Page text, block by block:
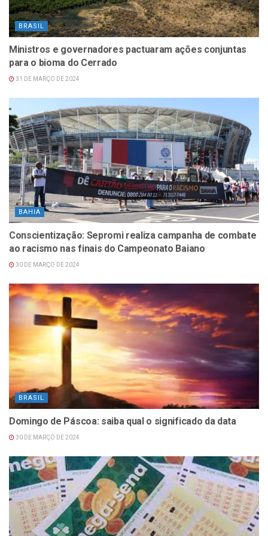
BRASIL
Ministros e governadores pactuaram ações conjuntas
para o bioma do Cerrado
31 DE MARÇO DE 2024
BAHIA
Conscientização: Sepromi realiza campanha de combate
ao racismo nas finais do Campeonato Baiano
30 DE MARÇO DE 2024
BRASIL
Domingo de Páscoa: saiba qual o significado da data
30 DE MARÇO DE 2024